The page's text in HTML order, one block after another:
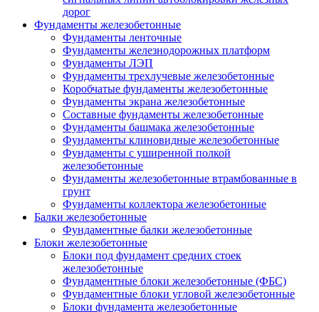
дорог
Фундаменты железобетонные
Фундаменты ленточные
Фундаменты железнодорожных платформ
Фундаменты ЛЭП
Фундаменты трехлучевые железобетонные
Коробчатые фундаменты железобетонные
Фундаменты экрана железобетонные
Составные фундаменты железобетонные
Фундаменты башмака железобетонные
Фундаменты клиновидные железобетонные
Фундаменты с уширенной полкой
железобетонные
Фундаменты железобетонные втрамбованные в
грунт
Фундаменты коллектора железобетонные
Балки железобетонные
Фундаментные балки железобетонные
Блоки железобетонные
Блоки под фундамент средних стоек
железобетонные
Фундаментные блоки железобетонные (ФБС)
Фундаментные блоки угловой железобетонные
Блоки фундамента железобетонные